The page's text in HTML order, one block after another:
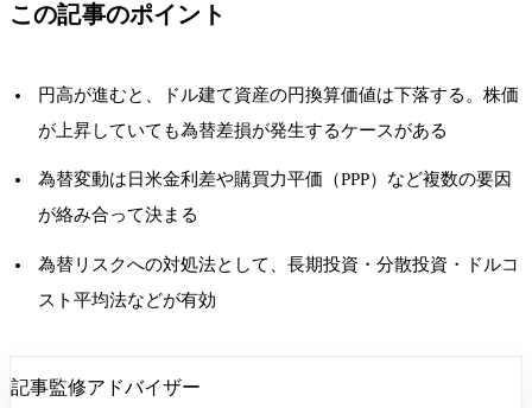
この記事のポイント
円高が進むと、ドル建て資産の円換算価値は下落する。株価
が上昇していても為替差損が発生するケースがある
為替変動は日米金利差や購買力平価（PPP）など複数の要因
が絡み合って決まる
為替リスクへの対処法として、長期投資・分散投資・ドルコ
スト平均法などが有効
記事監修アドバイザー